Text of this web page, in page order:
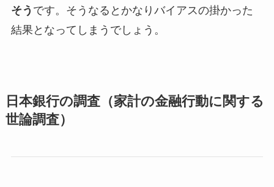
そう です。そうなるとかなりバイアスの掛かった
結果となってしまうでしょう。
日本銀行の調査（家計の金融行動に関する
世論調査）